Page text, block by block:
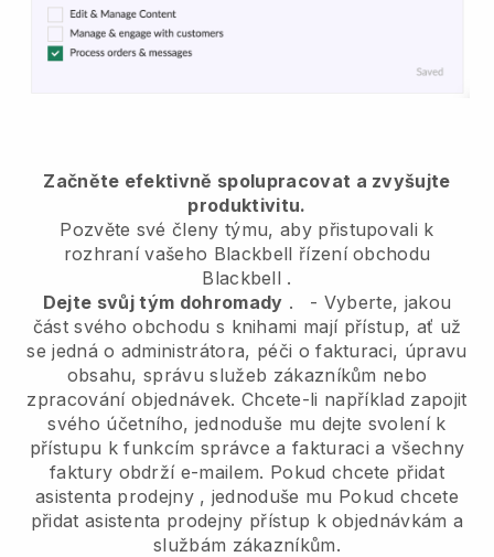
Začněte efektivně spolupracovat a zvyšujte
produktivitu.
Pozvěte své členy týmu, aby přistupovali k
rozhraní vašeho Blackbell řízení obchodu
Blackbell .
Dejte svůj tým dohromady . - Vyberte, jakou
část svého obchodu s knihami mají přístup, ať už
se jedná o administrátora, péči o fakturaci, úpravu
obsahu, správu služeb zákazníkům nebo
zpracování objednávek. Chcete-li například zapojit
svého účetního, jednoduše mu dejte svolení k
přístupu k funkcím správce a fakturaci a všechny
faktury obdrží e-mailem. Pokud chcete přidat
asistenta prodejny, jednoduše mu Pokud chcete
přidat asistenta prodejny přístup k objednávkám a
službám zákazníkům.